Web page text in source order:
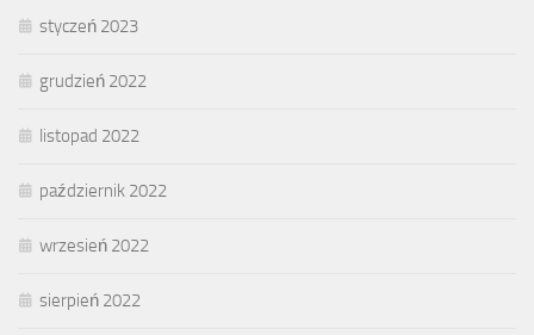
styczeń 2023
grudzień 2022
listopad 2022
październik 2022
wrzesień 2022
sierpień 2022